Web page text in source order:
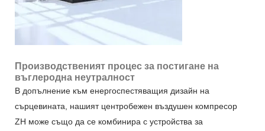
Производственият процес за постигане на
въглеродна неутралност
В допълнение към енергоспестяващия дизайн на
сърцевината, нашият центробежен въздушен компресор
ZH може също да се комбинира с устройства за